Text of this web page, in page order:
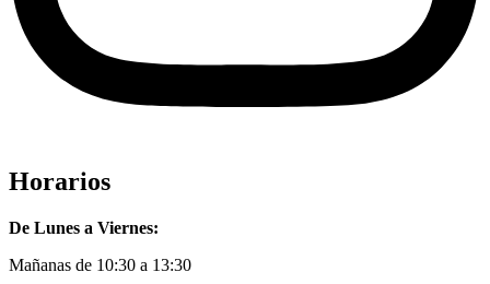
Horarios
De Lunes a Viernes:
Mañanas de 10:30 a 13:30